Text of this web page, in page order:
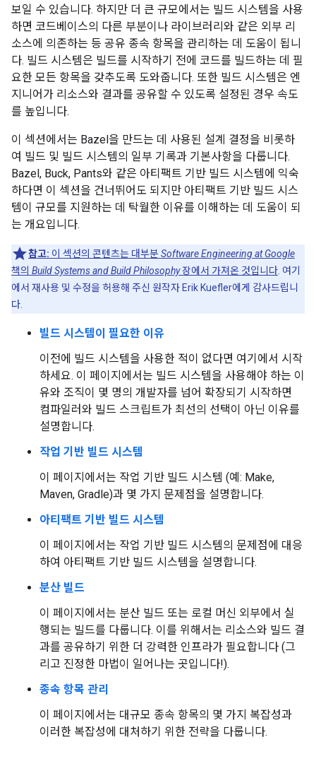
보일 수 있습니다. 하지만 더 큰 규모에서는 빌드 시스템을 사용
하면 코드베이스의 다른 부분이나 라이브러리와 같은 외부 리
소스에 의존하는 등 공유 종속 항목을 관리하는 데 도움이 됩니
다. 빌드 시스템은 빌드를 시작하기 전에 코드를 빌드하는 데 필
요한 모든 항목을 갖추도록 도와줍니다. 또한 빌드 시스템은 엔
지니어가 리소스와 결과를 공유할 수 있도록 설정된 경우 속도
를 높입니다.
이 섹션에서는 Bazel을 만드는 데 사용된 설계 결정을 비롯하
여 빌드 및 빌드 시스템의 일부 기록과 기본사항을 다룹니다.
Bazel, Buck, Pants와 같은 아티팩트 기반 빌드 시스템에 익숙
하다면 이 섹션을 건너뛰어도 되지만 아티팩트 기반 빌드 시스
템이 규모를 지원하는 데 탁월한 이유를 이해하는 데 도움이 되
는 개요입니다.
참고: 이 섹션의 콘텐츠는 대부분 Software Engineering at Google
책의 Build Systems and Build Philosophy장에서 가져온 것입니다 . 여기
에서 재사용 및 수정을 허용해 주신 원작자 Erik Kuefler에게 감사드립니
다.
빌드 시스템이 필요한 이유
이전에 빌드 시스템을 사용한 적이 없다면 여기에서 시작
하세요. 이 페이지에서는 빌드 시스템을 사용해야 하는 이
유와 조직이 몇 명의 개발자를 넘어 확장되기 시작하면
컴파일러와 빌드 스크립트가 최선의 선택이 아닌 이유를
설명합니다.
작업 기반 빌드 시스템
이 페이지에서는 작업 기반 빌드 시스템 (예: Make,
Maven, Gradle)과 몇 가지 문제점을 설명합니다.
아티팩트 기반 빌드 시스템
이 페이지에서는 작업 기반 빌드 시스템의 문제점에 대응
하여 아티팩트 기반 빌드 시스템을 설명합니다.
분산 빌드
이 페이지에서는 분산 빌드 또는 로컬 머신 외부에서 실
행되는 빌드를 다룹니다. 이를 위해서는 리소스와 빌드 결
과를 공유하기 위한 더 강력한 인프라가 필요합니다 (그
리고 진정한 마법이 일어나는 곳입니다!).
종속 항목 관리
이 페이지에서는 대규모 종속 항목의 몇 가지 복잡성과
이러한 복잡성에 대처하기 위한 전략을 다룹니다.